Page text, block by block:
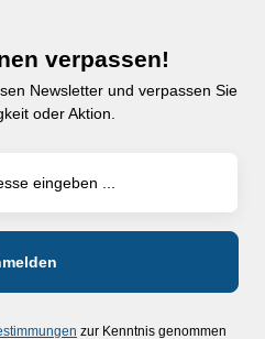
verpassen!
Newsletter und verpassen Sie
oder Aktion.
zur Kenntnis genommen